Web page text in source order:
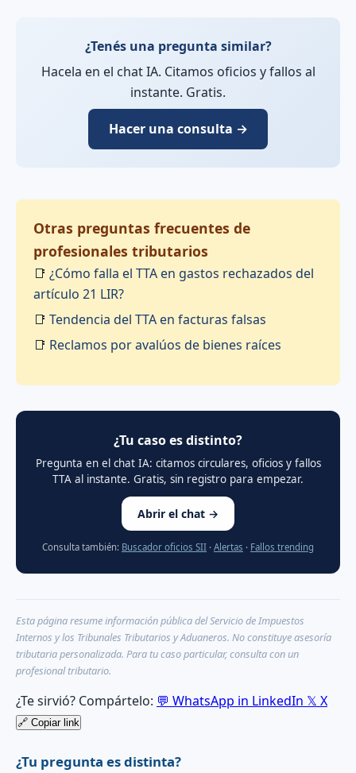
¿Tenés una pregunta similar?
Hacela en el chat IA. Citamos oficios y fallos al
instante. Gratis.
Hacer una consulta →
Otras preguntas frecuentes de
profesionales tributarios
📑¿Cómo falla el TTA en gastos rechazados del
artículo 21 LIR?
📑Tendencia del TTA en facturas falsas
📑 Reclamos por avalúos de bienes raíces
¿Tu caso es distinto?
Pregunta en el chat IA: citamos circulares, oficios y fallos
TTA al instante. Gratis, sin registro para empezar.
Abrir el chat →
Consulta también: Buscador oficios SII · Alertas · Fallos trending
Esta página resume información pública del Servicio de Impuestos
Internos y los Tribunales Tributarios y Aduaneros. No constituye asesoría
tributaria personalizada. Para tu caso particular, consulta con un
profesional tributario.
¿Te sirvió? Compártelo: 💬 WhatsApp in LinkedIn 𝕏 X
🔗 Copiar link
¿Tu pregunta es distinta?